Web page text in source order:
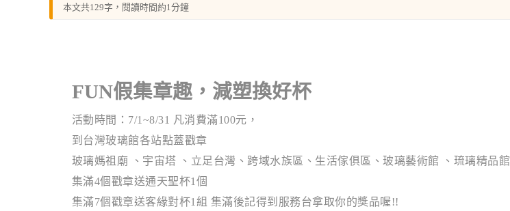
本文共129字，閱讀時間約1分鐘
FUN假集章趣，減塑換好杯
活動時間：7/1~8/31 凡消費滿100元，
到台灣玻璃館各站點蓋戳章
玻璃媽祖廟 、宇宙塔 、立足台灣、跨域水族區、生活傢俱區、玻璃藝術館 、琉璃精品館
集滿4個戳章送通天聖杯1個
集滿7個戳章送客緣對杯1組 集滿後記得到服務台拿取你的獎品喔!!